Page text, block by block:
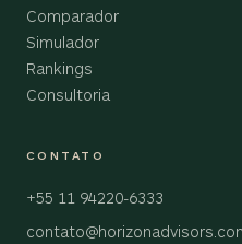
Comparador
Simulador
Rankings
Consultoria
CONTATO
+55 11 94220-6333